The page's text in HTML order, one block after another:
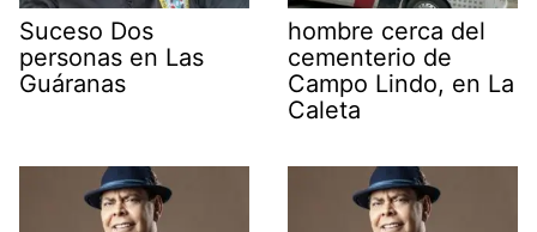
Suceso Dos
personas en Las
Guáranas
hombre cerca del
cementerio de
Campo Lindo, en La
Caleta